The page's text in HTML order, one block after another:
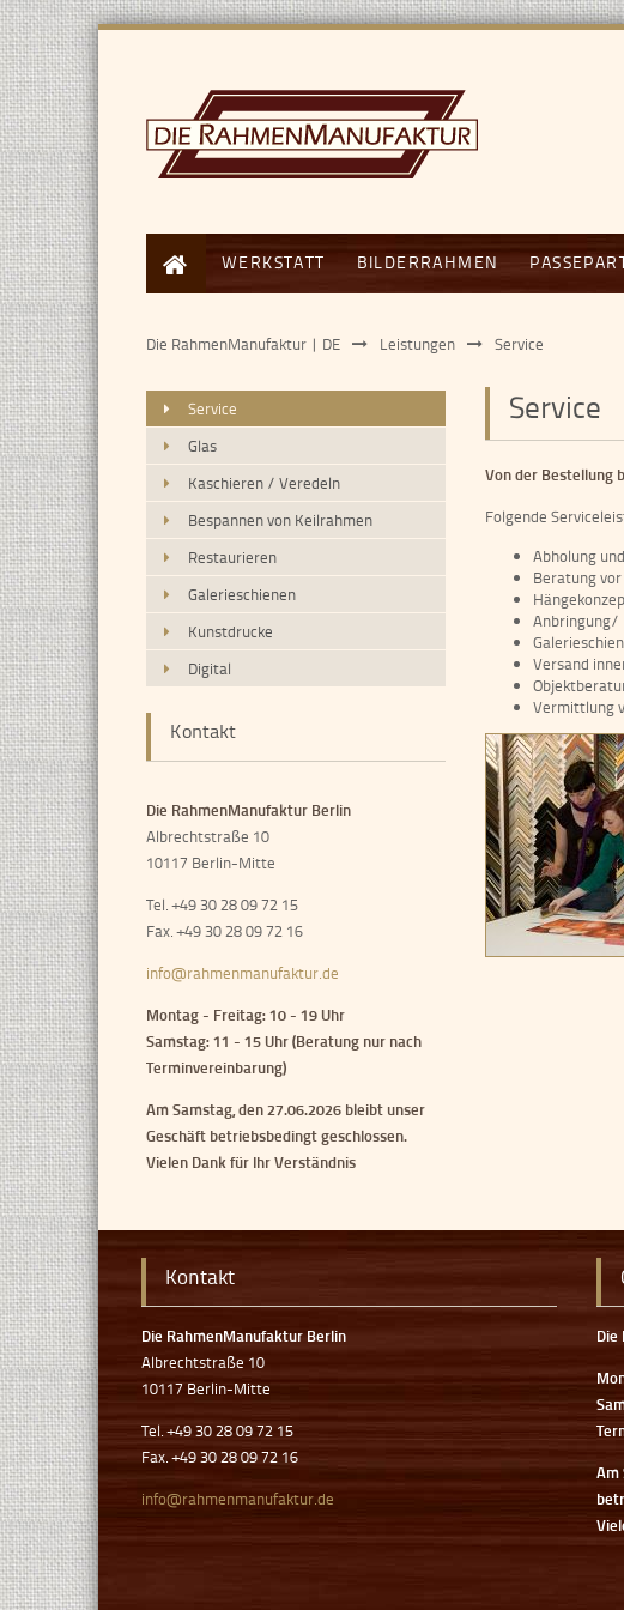
WERKSTATT BILDERRAHMEN
Die RahmenManufaktur | DE Leistungen Service
Service
Von der Bestellung
Folgende
Abholung
Beratung
Anbringung/
Versand
Vermittlung
Service
Glas
Kaschieren / Veredeln
Bespannen von Keilrahmen
Restaurieren
Galerieschienen
Kunstdrucke
Digital
Kontakt
Die RahmenManufaktur Berlin
Albrechtstraße 10
10117 Berlin-Mitte
Tel. +49 30 28 09 72 15
Fax. +49 30 28 09 72 16
info@rahmenmanufaktur.de
Montag - Freitag: 10 - 19 Uhr
Samstag: 11 - 15 Uhr (Beratung nur nach
Terminvereinbarung)
Am Samstag, den 27.06.2026 bleibt unser
Geschäft betriebsbedingt geschlossen.
Vielen Dank für Ihr Verständnis
Kontakt
Die RahmenManufaktur Berlin
Albrechtstraße 10
10117 Berlin-Mitte
Tel. +49 30 28 09 72 15
Fax. +49 30 28 09 72 16
info@rahmenmanufaktur.de
Am